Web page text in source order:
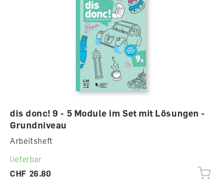
dis donc! 9 - 5 Module im Set mit Lösungen -
Grundniveau
Arbeitsheft
lieferbar
CHF 26.80